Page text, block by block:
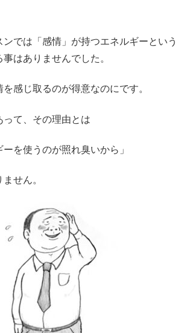
では「感情」が持つエネルギーという
はありませんでした。
感じ取るのが得意なのにです。
って、その理由とは
ーを使うのが照れ臭いから」
せん。